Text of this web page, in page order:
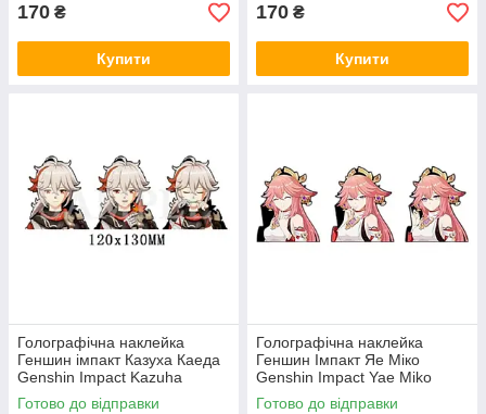
170 ₴
Купити
170 ₴
Купити
Голографічна наклейка
Геншин імпакт Казуха Каеда
Genshin Impact Kazuha
Kaeda 120x130 мм
Готово до відправки
Голографічна наклейка
Геншин Імпакт Яе Міко
Genshin Impact Yae Miko
109x130 мм
Готово до відправки